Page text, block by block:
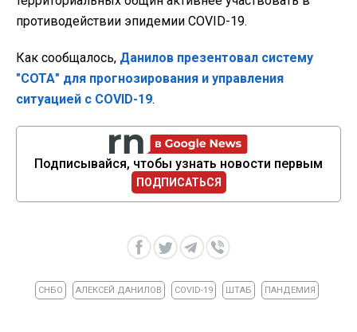
противодействии эпидемии COVID-19.
Как сообщалось, Данилов презентовал систему
"СОТА" для прогнозирования и управления
ситуацией с COVID-19.
Подписывайся, чтобы узнать новости первым
ПОДПИСАТЬСЯ
СНБО АЛЕКСЕЙ ДАНИЛОВ COVID-19 ШТАБ ПАНДЕМИЯ